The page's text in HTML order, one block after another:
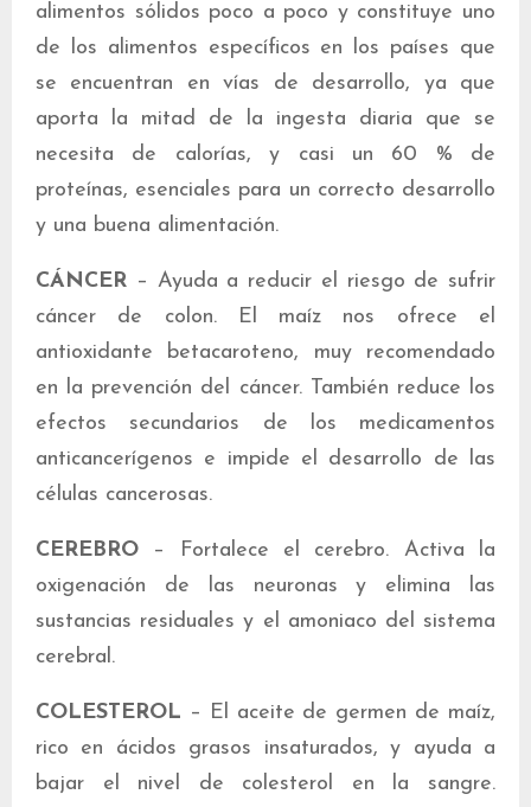
alimentos sólidos poco a poco y constituye uno
de los alimentos específicos en los países que
se encuentran en vías de desarrollo, ya que
aporta la mitad de la ingesta diaria que se
necesita de calorías, y casi un 60 % de
proteínas, esenciales para un correcto desarrollo
y una buena alimentación.
CÁNCER – Ayuda a reducir el riesgo de sufrir
cáncer de colon. El maíz nos ofrece el
antioxidante betacaroteno, muy recomendado
en la prevención del cáncer. También reduce los
efectos secundarios de los medicamentos
anticancerígenos e impide el desarrollo de las
células cancerosas.
CEREBRO – Fortalece el cerebro. Activa la
oxigenación de las neuronas y elimina las
sustancias residuales y el amoniaco del sistema
cerebral.
COLESTEROL – El aceite de germen de maíz,
rico en ácidos grasos insaturados, y ayuda a
bajar el nivel de colesterol en la sangre.